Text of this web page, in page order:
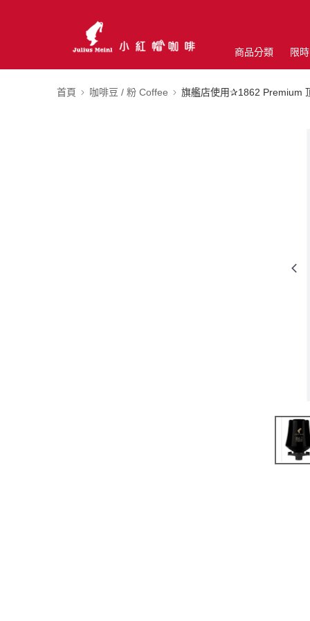
商品分類 限
首頁 咖啡豆 / 粉 Coffee 旗艦店使用✰1862 Premium